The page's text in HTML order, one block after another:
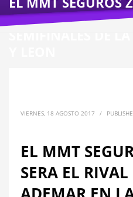
RIVAL DE ABANCA
VIERNES, 18 AGOSTO 2017 /
EL MMT
SERA EL